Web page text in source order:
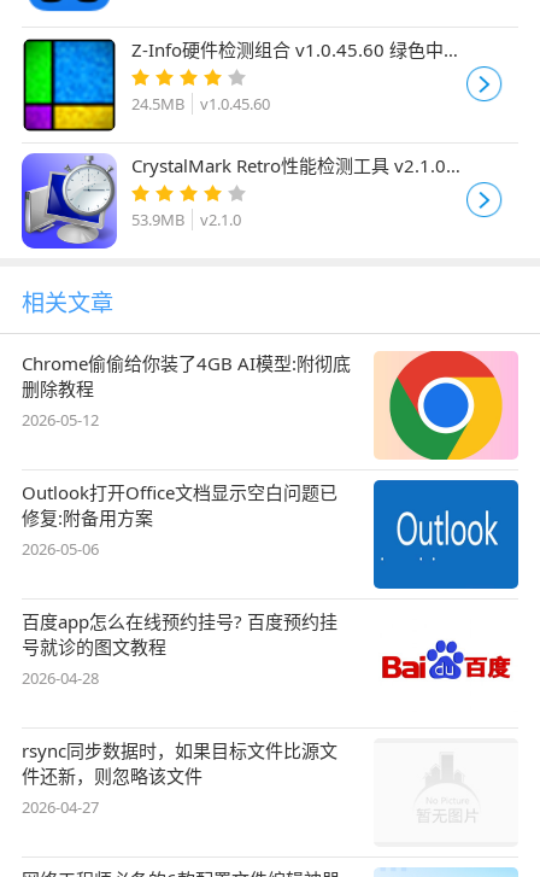
Z-Info硬件检测组合 v1.0.45.60 绿色中文
版
24.5MB v1.0.45.60
CrystalMark Retro性能检测工具 v2.1.0
绿色便携版 标准版+Aoi版
53.9MB v2.1.0
相关文章
Chrome偷偷给你装了4GB AI模型:附彻底
删除教程
2026-05-12
Outlook打开Office文档显示空白问题已
修复:附备用方案
2026-05-06
百度app怎么在线预约挂号? 百度预约挂
号就诊的图文教程
2026-04-28
rsync同步数据时，如果目标文件比源文
件还新，则忽略该文件
2026-04-27